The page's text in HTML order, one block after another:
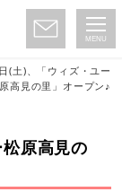
MENU
(土)、「ウィズ・ユー
高見の里」オープン♪
原高見の